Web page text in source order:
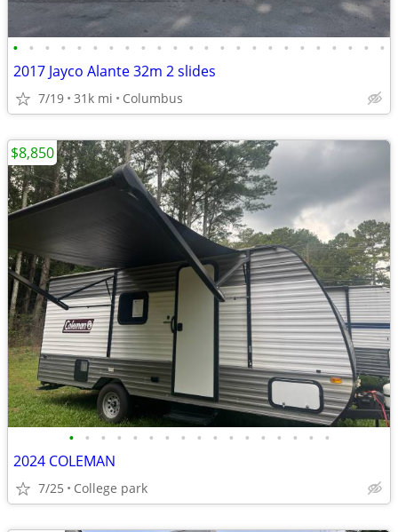
• • • • • • • • • • • • • • • • • • • • • • • •
2017 Jayco Alante 32m 2 slides
7/19 31k mi Columbus
• • • • • • • • • • • • • • • • •
2024 COLEMAN
7/25 College park
$8,850